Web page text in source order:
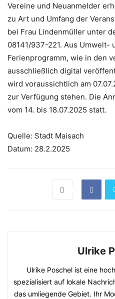
Vereine und Neuanmelder
zu Art und Umfang der
bei Frau Lindenmüller unter
08141/937-221. Aus Umwelt-
Ferienprogramm, wie in den
ausschließlich digital
wird voraussichtlich am
zur Verfügung stehen. Die
vom 14. bis 18.07.2025 statt.
Quelle: Stadt Maisach
Datum: 28.2.2025
Ulrike
Ulrike Poschel ist eine
spezialisiert auf lokale
das umliegende Gebiet. Ihr